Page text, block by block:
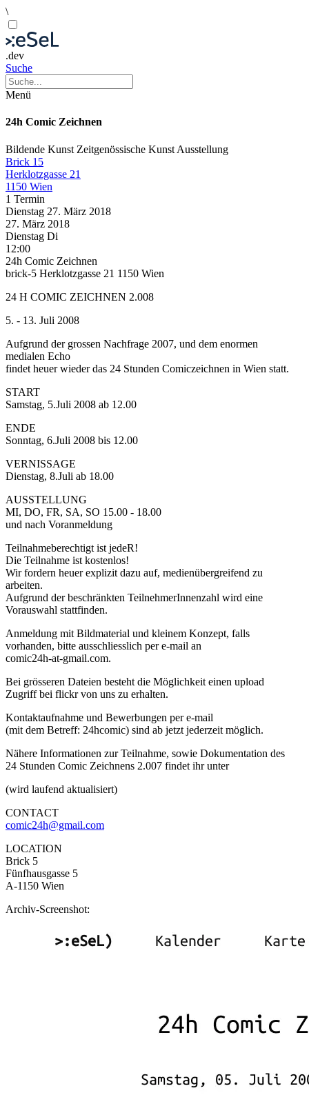
\
.dev
Suche
Menü
24h Comic Zeichnen
Bildende Kunst Zeitgenössische Kunst Ausstellung
Brick 15
Herklotzgasse 21
1150 Wien
1 Termin
Dienstag 27. März 2018
27. März 2018
Dienstag Di
12:00
24h Comic Zeichnen
brick-5 Herklotzgasse 21 1150 Wien
24 H COMIC ZEICHNEN 2.008
5. - 13. Juli 2008
Aufgrund der grossen Nachfrage 2007, und dem enormen
medialen Echo
findet heuer wieder das 24 Stunden Comiczeichnen in Wien statt.
START
Samstag, 5.Juli 2008 ab 12.00
ENDE
Sonntag, 6.Juli 2008 bis 12.00
VERNISSAGE
Dienstag, 8.Juli ab 18.00
AUSSTELLUNG
MI, DO, FR, SA, SO 15.00 - 18.00
und nach Voranmeldung
Teilnahmeberechtigt ist jedeR!
Die Teilnahme ist kostenlos!
Wir fordern heuer explizit dazu auf, medienübergreifend zu
arbeiten.
Aufgrund der beschränkten TeilnehmerInnenzahl wird eine
Vorauswahl stattfinden.
Anmeldung mit Bildmaterial und kleinem Konzept, falls
vorhanden, bitte ausschliesslich per e-mail an
comic24h-at-gmail.com.
Bei grösseren Dateien besteht die Möglichkeit einen upload
Zugriff bei flickr von uns zu erhalten.
Kontaktaufnahme und Bewerbungen per e-mail
(mit dem Betreff: 24hcomic) sind ab jetzt jederzeit möglich.
Nähere Informationen zur Teilnahme, sowie Dokumentation des
24 Stunden Comic Zeichnens 2.007 findet ihr unter
(wird laufend aktualisiert)
CONTACT
comic24h@gmail.com
LOCATION
Brick 5
Fünfhausgasse 5
A-1150 Wien
Archiv-Screenshot: